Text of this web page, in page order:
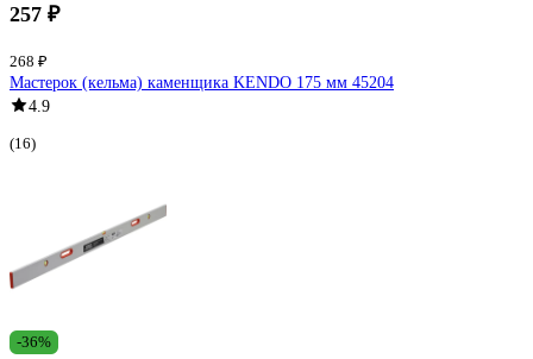
257 ₽
268 ₽
Мастерок (кельма) каменщика KENDO 175 мм 45204
4.9
(16)
-36%